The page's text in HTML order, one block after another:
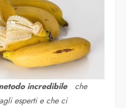
incredibileche
esperti e che ci